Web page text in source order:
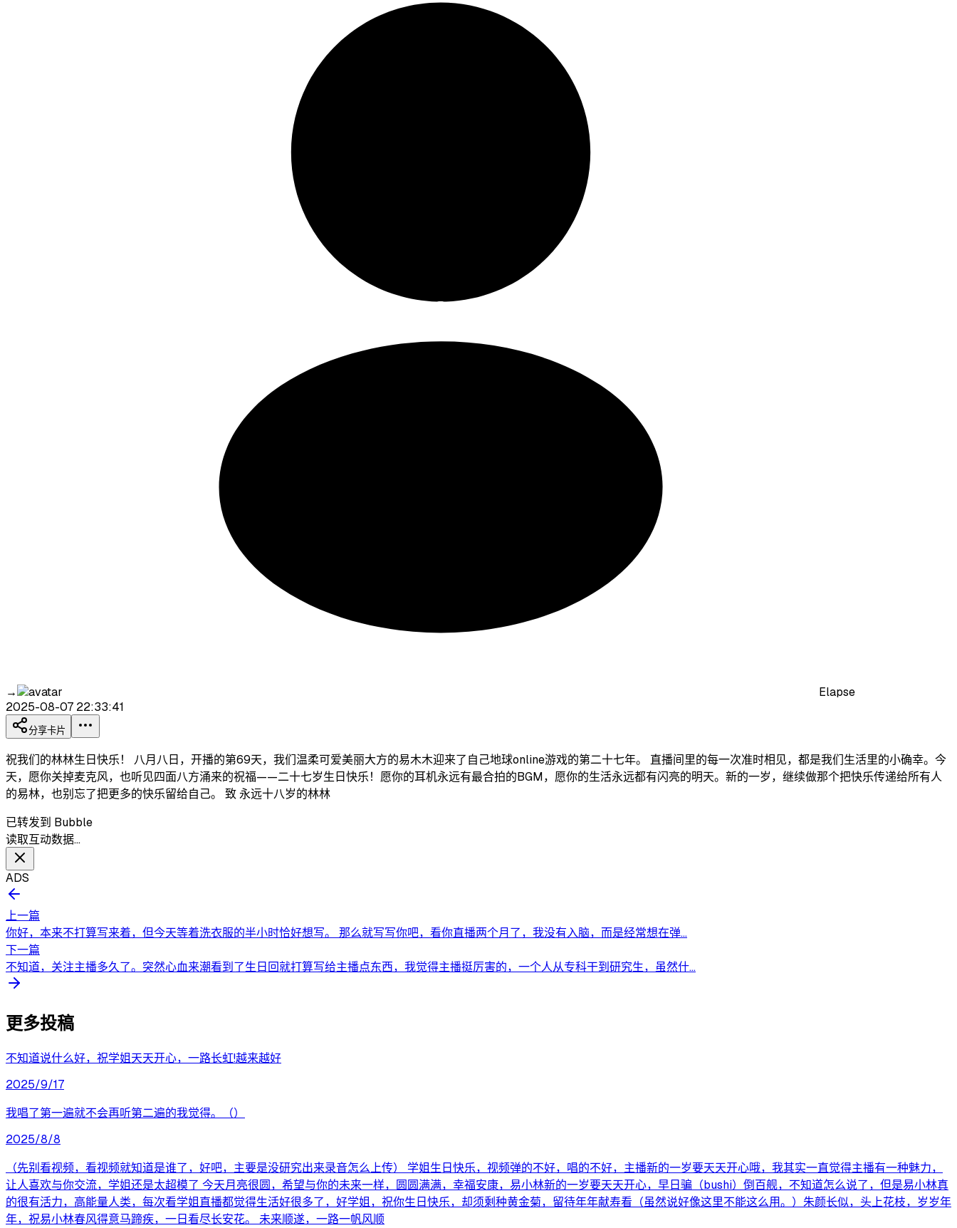
→
Elapse
2025-08-07 22:33:41
分享卡片
祝我们的林林生日快乐！ 八月八日，开播的第69天，我们温柔可爱美丽大方的易木木迎来了自己地球online游戏的第二十七年。 直播间里的每一次准时相见，都是我们生活里的小确幸。今
天，愿你关掉麦克风，也听见四面八方涌来的祝福——二十七岁生日快乐！愿你的耳机永远有最合拍的BGM，愿你的生活永远都有闪亮的明天。新的一岁，继续做那个把快乐传递给所有人
的易林，也别忘了把更多的快乐留给自己。 致 永远十八岁的林林
已转发到 Bubble
读取互动数据…
ADS
上一篇
你好，本来不打算写来着，但今天等着洗衣服的半小时恰好想写。 那么就写写你吧，看你直播两个月了，我没有入脑，而是经常想在弹...
下一篇
不知道，关注主播多久了。突然心血来潮看到了生日回就打算写给主播点东西，我觉得主播挺厉害的，一个人从专科干到研究生，虽然什...
更多投稿
不知道说什么好，祝学姐天天开心，一路长虹!越来越好
2025/9/17
我唱了第一遍就不会再听第二遍的我觉得。（）
2025/8/8
（先别看视频，看视频就知道是谁了，好吧，主要是没研究出来录音怎么上传） 学姐生日快乐，视频弹的不好，唱的不好，主播新的一岁要天天开心哦，我其实一直觉得主播有一种魅力，
让人喜欢与你交流，学姐还是太超模了 今天月亮很圆，希望与你的未来一样，圆圆满满，幸福安康，易小林新的一岁要天天开心，早日骗（bushi）倒百舰，不知道怎么说了，但是易小林真
的很有活力，高能量人类，每次看学姐直播都觉得生活好很多了，好学姐，祝你生日快乐，却须剩种黄金菊，留待年年献寿看（虽然说好像这里不能这么用。）朱颜长似，头上花枝，岁岁年
年，祝易小林春风得意马蹄疾，一日看尽长安花。 未来顺遂，一路一帆风顺